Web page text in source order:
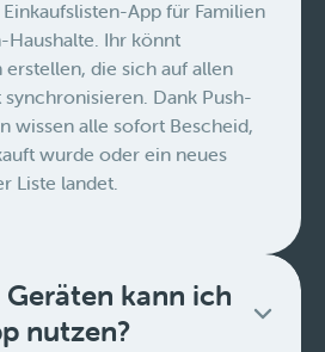
App für Familien
Ihr könnt
erstellen, die sich auf allen
Dank Push-
wissen alle sofort Bescheid,
wurde oder ein neues
Liste landet.
kann ich
nutzen?